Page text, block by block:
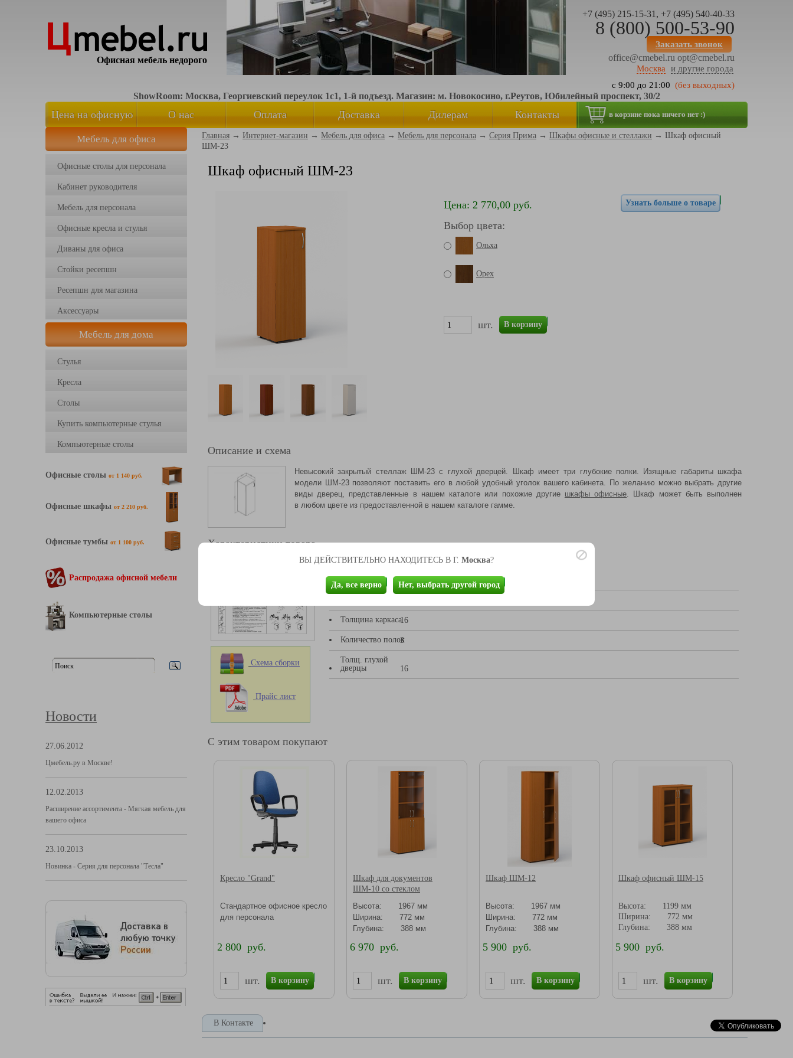
ВЫ ДЕЙСТВИТЕЛЬНО НАХОДИТЕСЬ В Г. Москва?
Да, все верно Нет, выбрать другой город
Офисная мебель недорого
+7 (495) 215-15-31, +7 (495) 540-40-33
8 (800) 500-53-90
Заказать звонок
office@cmebel.ru opt@cmebel.ru
Москва
и другие города
с 9:00 до 21:00 (без выходных)
ShowRoom: Москва, Георгиевский переулок 1с1, 1-й подъезд. Магазин: м. Новокосино, г.Реутов, Юбилейный проспект, 30/2
Цена на офисную
мебель
О нас Оплата Доставка Дилерам Контакты в корзине пока ничего нет :)
Мебель для офиса
Офисные столы для персонала
Кабинет руководителя
Мебель для персонала
Офисные кресла и стулья
Диваны для офиса
Стойки ресепшн
Ресепшн для магазина
Аксессуары
Мебель для дома
Стулья
Кресла
Столы
Купить компьютерные стулья
Компьютерные столы
Офисные столы от 1 140 руб.
Офисные шкафы от 2 210 руб.
Офисные тумбы от 1 100 руб.
Распродажа офисной мебели
Компьютерные столы
Новости
27.06.2012
Цмебель.ру в Москве!
12.02.2013
Расширение ассортимента - Мягкая мебель для
вашего офиса
23.10.2013
Новинка - Серия для персонала "Тесла"
Главная → Интернет-магазин → Мебель для офиса → Мебель для персонала → Серия Прима → Шкафы офисные и стеллажи → Шкаф офисный
ШМ-23
Шкаф офисный ШМ-23
Цена: 2 770,00 руб.
Выбор цвета:
Ольха
Орех
шт. В корзину
Узнать больше о товаре
Описание и схема
Невысокий закрытый стеллаж ШМ-23 с глухой дверцей. Шкаф имеет три глубокие полки. Изящные габариты шкафа
модели ШМ-23 позволяют поставить его в любой удобный уголок вашего кабинета. По желанию можно выбрать другие
виды дверец, представленные в нашем каталоге или похожие другие шкафы офисные. Шкаф может быть выполнен
в любом цвете из предоставленной в нашем каталоге гамме.
Характеристики товара
Схема сборки
Прайс лист
Вешалка 0
Толщина каркаса16
Количество полок
3
Толщ. глухой
дверцы
16
С этим товаром покупают
Кресло "Grand"
Стандартное офисное кресло
для персонала
2 800 руб.
шт. В корзину
Шкаф для документов
ШМ-10 со стеклом
Высота: 1967 мм
Ширина: 772 мм
Глубина: 388 мм
6 970 руб.
шт. В корзину
Шкаф ШМ-12
Высота: 1967 мм
Ширина: 772 мм
Глубина: 388 мм
5 900 руб.
шт. В корзину
Шкаф офисный ШМ-15
Высота: 1199 мм
Ширина: 772 мм
Глубина: 388 мм
5 900 руб.
шт. В корзину
В Контакте